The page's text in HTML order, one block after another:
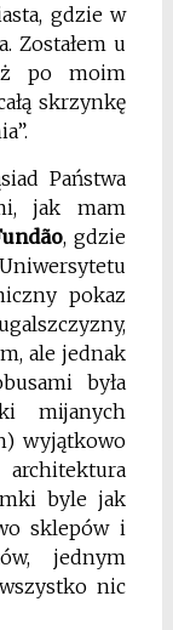
gdzie w
Zostałem u
po moim
skrzynkę
Państwa
jak mam
, gdzie
pokaz
ale jednak
była
mijanych
wyjątkowo
byle jak
sklepów i
jednym
nic